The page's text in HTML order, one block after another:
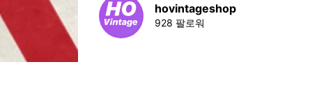
hovintageshop
928 팔로워